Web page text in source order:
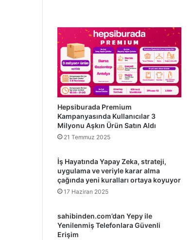
Hepsiburada Premium
Kampanyasında Kullanıcılar 3
Milyonu Aşkın Ürün Satın Aldı
21 Temmuz 2025
İş Hayatında Yapay Zeka, strateji,
uygulama ve veriyle karar alma
çağında yeni kuralları ortaya koyuyor
17 Haziran 2025
sahibinden.com’dan Yepy ile
Yenilenmiş Telefonlara Güvenli
Erişim